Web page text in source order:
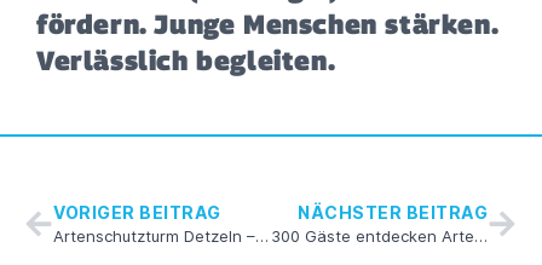
fördern. Junge Menschen stärken.
Verlässlich begleiten.
VORIGER BEITRAG
Artenschutzturm Detzeln – Lebensraum & Lernort
NÄCHSTER BEITRAG
300 Gäste entdecken Artenvielfalt in Tiengen